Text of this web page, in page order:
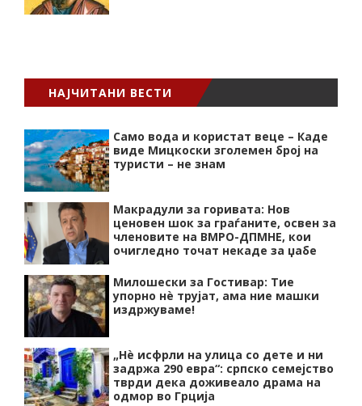
НАЈЧИТАНИ ВЕСТИ
Само вода и користат веце – Каде
виде Мицкоски зголемен број на
туристи – не знам
Макрадули за горивата: Нов
ценовен шок за граѓаните, освен за
членовите на ВМРО-ДПМНЕ, кои
очигледно точат некаде за џабе
Милошески за Гостивар: Тие
упорно нѐ трујат, ама ние машки
издржуваме!
„Нѐ исфрли на улица со дете и ни
задржа 290 евра“: српско семејство
тврди дека доживеало драма на
одмор во Грција